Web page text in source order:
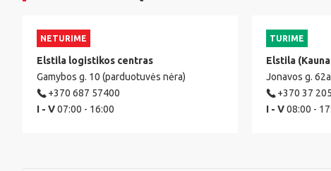
NETURIME
Elstila logistikos centras
Gamybos g. 10 (parduotuvės nėra)
+370 687 57400
I - V07:00 - 16:00
TURIME
Elstila
Jonavos g. 62a
+370 37
I - V08:00 -